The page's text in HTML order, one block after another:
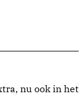
nu ook in het